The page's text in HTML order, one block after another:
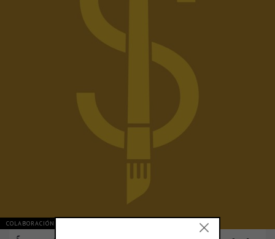
COLABORACIÓN Y OPINIÓN